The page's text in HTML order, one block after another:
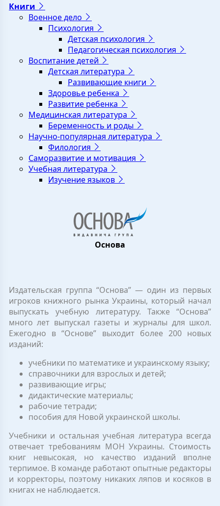
Книги
Военное дело
Психология
Детская психология
Педагогическая психология
Воспитание детей
Детская литература
Развивающие книги
Здоровье ребенка
Развитие ребенка
Медицинская литература
Беременность и роды
Научно-популярная литература
Филология
Саморазвитие и мотивация
Учебная литература
Изучение языков
Основа
Издательская группа “Основа” — один из первых
игроков книжного рынка Украины, который начал
выпускать учебную литературу. Также “Основа”
много лет выпускал газеты и журналы для школ.
Ежегодно в “Основе” выходит более 200 новых
изданий:
учебники по математике и украинскому языку;
справочники для взрослых и детей;
развивающие игры;
дидактические материалы;
рабочие тетради;
пособия для Новой украинской школы.
Учебники и остальная учебная литература всегда
отвечает требованиям МОН Украины. Стоимость
книг невысокая, но качество изданий вполне
терпимое. В команде работают опытные редакторы
и корректоры, поэтому никаких ляпов и косяков в
книгах не наблюдается.